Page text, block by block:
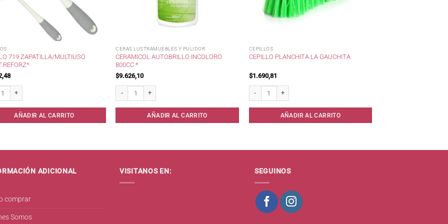
719 ZAPATILLA/MULTIUSO
AÑADIR AL CARRITO
CERAS LUSTRAMUEBLES Y PULIDOR
CERAMICOL AUTOBRILLO INCOLORO
800CC *
$9.626,10
AÑADIR AL CARRITO
CEPILLOS
CEPILLO PLANCHITA LA GAUCHITA
$1.690,81
AÑADIR AL CARRITO
ADICIONAL
comprar
Somos
VISITANOS EN: SEGUINOS